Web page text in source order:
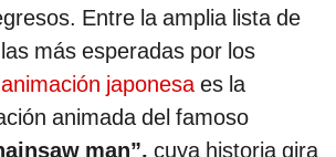
Entre la amplia lista de
más esperadas por los
animación japonesaes la
animada del famoso
man”, cuya historia gira